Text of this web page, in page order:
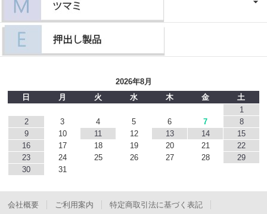
2026年8月
日
月 火 水 木 金
土
1
2
3 4 5 6 7
8
9
10 11 12 13 14
15
16
17 18 19 20 21
22
23
24 25 26 27 28
29
30
31
会社概要 ご利用案内 特定商取引法に基づく表記